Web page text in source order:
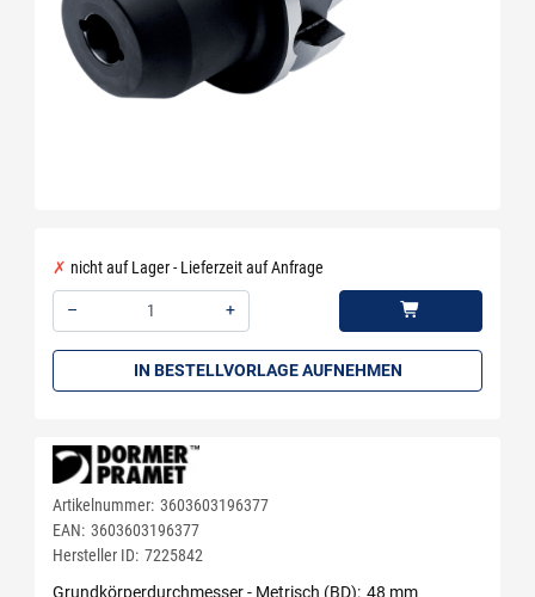
nicht auf Lager - Lieferzeit auf Anfrage
–
+
IN BESTELLVORLAGE AUFNEHMEN
Artikelnummer: 3603603196377
EAN: 3603603196377
Hersteller ID: 7225842
Grundkörperdurchmesser - Metrisch (BD) 48 mm